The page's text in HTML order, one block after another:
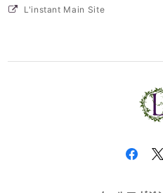
L'instant Main Site